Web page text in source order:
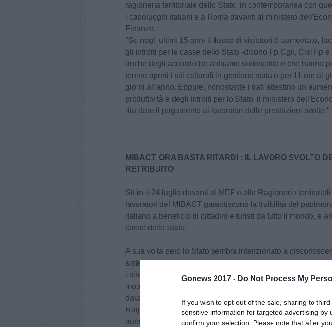
Gonews 2017 - Do Not Process My
If you wish to opt-out of the sale, sharing to
sensitive information for targeted advertising by
confirm your selection. Please note that after
ragioneria territoriale dello Stato, in contemporanea con
i capoluoghi italiani e a Roma davanti al ministero
Finanze.
"Se negli ultimi 15 anni il flusso di visitatori è aumentato,
gli introiti per le casse dello Stato -dicono Fp Cgil, Cisl Fp e
anche degli accordi che abbiamo sottoscritto e che hanno
tenere aperti i siti culturali in gestione statale per 11 ore al
giorni all'anno. Eppure, nonostante i dati attestino un
produttività e degli introiti per lo Stato, il ministero
ritardare il pagamento ai lavoratori delle prestazioni svolte."
MIBACT, ORA BASTA RITARDI : IL LAVORO SVOLTO
RETRIBUITO
Sit-in il 24 luglio davanti al MEF e alle Ragionerie territoriali
lavoratori del MIBACT garantiscono la fruibilità del
italiano a beneficio di cittadini e turisti da tutto il mondo, e
casse dello Stato.
A sua volta però lo Stato sembra intenzionato a
sistematicamente il valore generato da questo impegno,
i sindacati di categoria Fp Cgil Cisl Fp e Uil PA, che
mobilitazione per il prossimo 24 luglio con sit‐in di protesta a
davanti alla sede del MEF, e in tutti i capoluoghi di Regione
Ragionerie territoriali. Se negli ultimi anni 15 anni il flusso
aumentato e con esso gli introiti ‐ spiegano i sindacati ‐ è